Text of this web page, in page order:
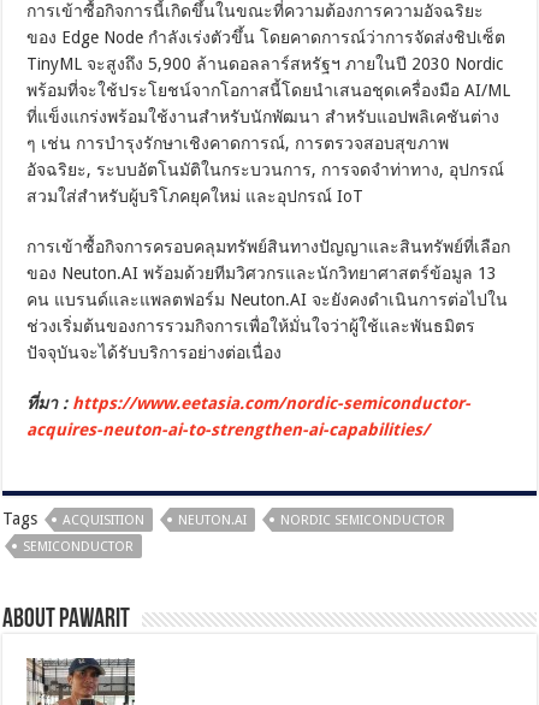
การเข้าซื้อกิจการนี้เกิดขึ้นในขณะที่ความต้องการความอัจฉริยะ
ของ Edge Node กำลังเร่งตัวขึ้น โดยคาดการณ์ว่าการจัดส่งชิปเซ็ต
TinyML จะสูงถึง 5,900 ล้านดอลลาร์สหรัฐฯ ภายในปี 2030 Nordic
พร้อมที่จะใช้ประโยชน์จากโอกาสนี้โดยนำเสนอชุดเครื่องมือ AI/ML
ที่แข็งแกร่งพร้อมใช้งานสำหรับนักพัฒนา สำหรับแอปพลิเคชันต่าง
ๆ เช่น การบำรุงรักษาเชิงคาดการณ์, การตรวจสอบสุขภาพ
อัจฉริยะ, ระบบอัตโนมัติในกระบวนการ, การจดจำท่าทาง, อุปกรณ์
สวมใส่สำหรับผู้บริโภคยุคใหม่ และอุปกรณ์ IoT
การเข้าซื้อกิจการครอบคลุมทรัพย์สินทางปัญญาและสินทรัพย์ที่เลือก
ของ Neuton.AI พร้อมด้วยทีมวิศวกรและนักวิทยาศาสตร์ข้อมูล 13
คน แบรนด์และแพลตฟอร์ม Neuton.AI จะยังคงดำเนินการต่อไปใน
ช่วงเริ่มต้นของการรวมกิจการเพื่อให้มั่นใจว่าผู้ใช้และพันธมิตร
ปัจจุบันจะได้รับบริการอย่างต่อเนื่อง
ที่มา : https://www.eetasia.com/nordic-semiconductor-
acquires-neuton-ai-to-strengthen-ai-capabilities/
Tags ACQUISITION NEUTON.AI
NORDIC SEMICONDUCTOR
SEMICONDUCTOR
About pawarit